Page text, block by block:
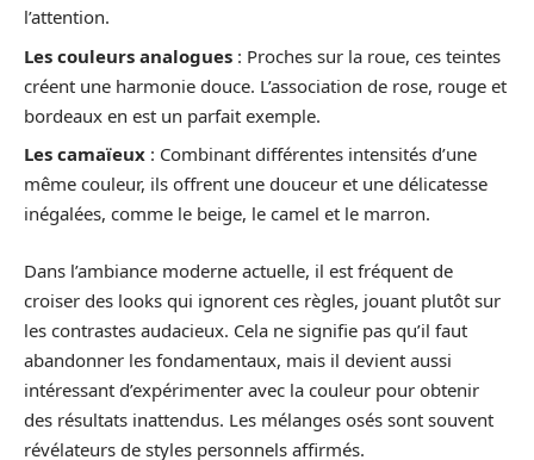
l’attention.
Les couleurs analogues : Proches sur la roue, ces teintes
créent une harmonie douce. L’association de rose, rouge et
bordeaux en est un parfait exemple.
Les camaïeux : Combinant différentes intensités d’une
même couleur, ils offrent une douceur et une délicatesse
inégalées, comme le beige, le camel et le marron.
Dans l’ambiance moderne actuelle, il est fréquent de
croiser des looks qui ignorent ces règles, jouant plutôt sur
les contrastes audacieux. Cela ne signifie pas qu’il faut
abandonner les fondamentaux, mais il devient aussi
intéressant d’expérimenter avec la couleur pour obtenir
des résultats inattendus. Les mélanges osés sont souvent
révélateurs de styles personnels affirmés.